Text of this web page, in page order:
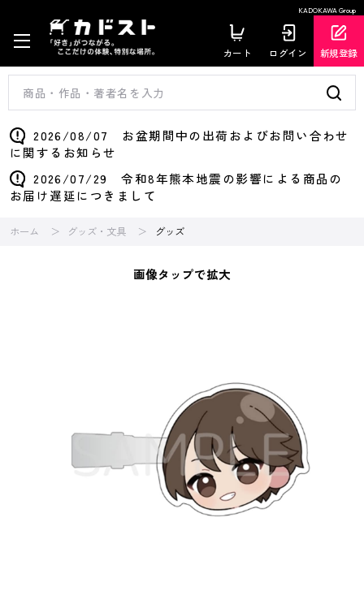
KADOKAWA Group
カート ログイン 新規登録
2026/08/07 お盆期間中の出荷およびお問い合わせ
に関するお知らせ
2026/07/29 令和8年熊本地震の影響による商品の
お届け遅延につきまして
ホーム グッズ・文具 グッズ
画像タップで拡大